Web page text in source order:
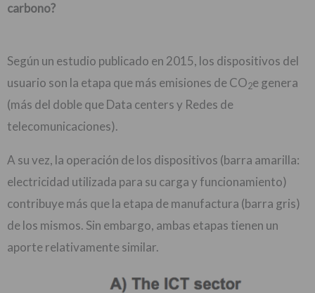
carbono?
Según un estudio publicado en 2015, los dispositivos del
usuario son la etapa que más emisiones de CO2e genera
(más del doble que Data centers y Redes de
telecomunicaciones).
A su vez, la operación de los dispositivos (barra amarilla:
electricidad utilizada para su carga y funcionamiento)
contribuye más que la etapa de manufactura (barra gris)
de los mismos. Sin embargo, ambas etapas tienen un
aporte relativamente similar.